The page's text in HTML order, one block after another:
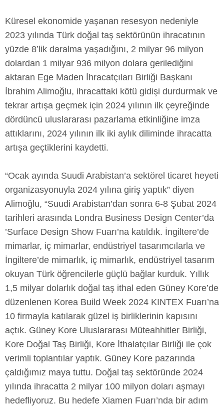
Küresel ekonomide yaşanan resesyon nedeniyle
2023 yılında Türk doğal taş sektörünün ihracatının
yüzde 8’lik daralma yaşadığını, 2 milyar 96 milyon
dolardan 1 milyar 936 milyon dolara gerilediğini
aktaran Ege Maden İhracatçıları Birliği Başkanı
İbrahim Alimoğlu, ihracattaki kötü gidişi durdurmak ve
tekrar artışa geçmek için 2024 yılının ilk çeyreğinde
dördüncü uluslararası pazarlama etkinliğine imza
attıklarını, 2024 yılının ilk iki aylık diliminde ihracatta
artışa geçtiklerini kaydetti.
“Ocak ayında Suudi Arabistan’a sektörel ticaret heyeti
organizasyonuyla 2024 yılına giriş yaptık” diyen
Alimoğlu, “Suudi Arabistan’dan sonra 6-8 Şubat 2024
tarihleri arasında Londra Business Design Center’da
’Surface Design Show Fuarı’na katıldık. İngiltere’de
mimarlar, iç mimarlar, endüstriyel tasarımcılarla ve
İngiltere’de mimarlık, iç mimarlık, endüstriyel tasarım
okuyan Türk öğrencilerle güçlü bağlar kurduk. Yıllık
1,5 milyar dolarlık doğal taş ithal eden Güney Kore’de
düzenlenen Korea Build Week 2024 KINTEX Fuarı’na
10 firmayla katılarak güzel iş birliklerinin kapısını
açtık. Güney Kore Uluslararası Müteahhitler Birliği,
Kore Doğal Taş Birliği, Kore İthalatçılar Birliği ile çok
verimli toplantılar yaptık. Güney Kore pazarında
çaldığımız maya tuttu. Doğal taş sektöründe 2024
yılında ihracatta 2 milyar 100 milyon doları aşmayı
hedefliyoruz. Bu hedefe Xiamen Fuarı’nda bir adım